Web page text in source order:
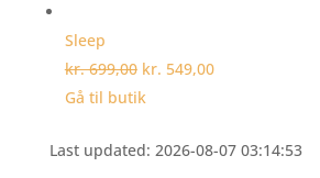
Sleep
kr. 699,00 kr. 549,00
Gå til butik
Last updated: 2026-08-07 03:14:53